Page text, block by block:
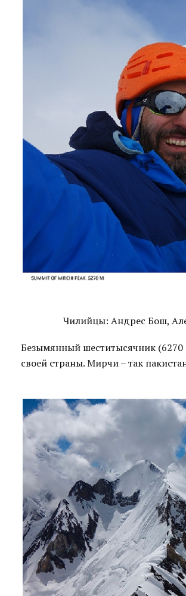
Чилийцы: Андрес Бош,
Безымянный шеститысячник (6270
своей страны. Мирчи – так